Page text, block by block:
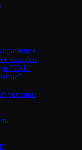
сахарок
“TNL”
техники